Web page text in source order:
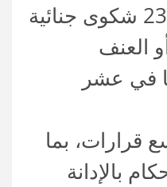
تقديم أو مراقبة 23 شكوى جنائية
العنف
في عشر
قرارات، بما
بالإدانة